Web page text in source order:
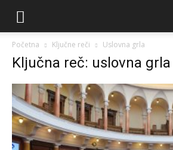
Početna Ključne reči Uslovna grla
Ključna reč: uslovna grla